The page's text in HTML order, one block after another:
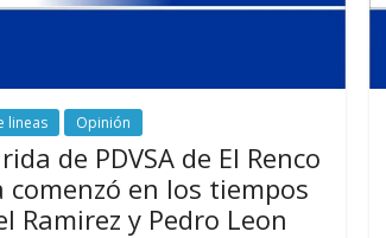
lineas Opinión
de PDVSA de El Renco
comenzó en los tiempos
Ramirez y Pedro Leon